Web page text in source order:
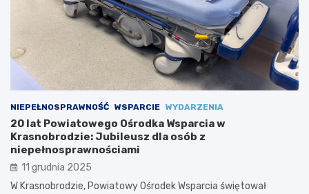
NIEPEŁNOSPRAWNOŚĆ WSPARCIE WYDARZENIA
20 lat Powiatowego Ośrodka Wsparcia w
Krasnobrodzie: Jubileusz dla osób z
niepełnosprawnościami
11 grudnia 2025
W Krasnobrodzie, Powiatowy Ośrodek Wsparcia świętował